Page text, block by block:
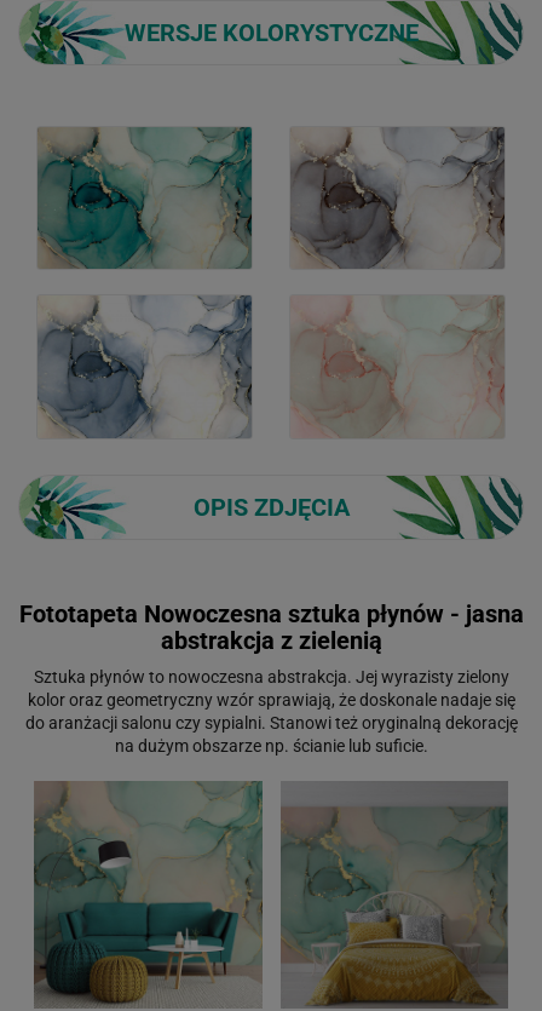
WERSJE KOLORYSTYCZNE
OPIS ZDJĘCIA
Fototapeta Nowoczesna sztuka płynów - jasna
abstrakcja z zielenią
Sztuka płynów to nowoczesna abstrakcja. Jej wyrazisty zielony
kolor oraz geometryczny wzór sprawiają, że doskonale nadaje się
do aranżacji salonu czy sypialni. Stanowi też oryginalną dekorację
na dużym obszarze np. ścianie lub suficie.